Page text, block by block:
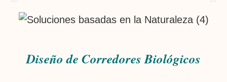
Diseño de Corredores Biológicos